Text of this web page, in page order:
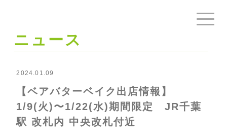
ニュース
2024.01.09
【ベアバターベイク出店情報】
1/9(火)〜1/22(水)期間限定 JR千葉
駅 改札内 中央改札付近